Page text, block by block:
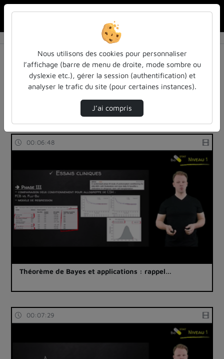
Résultats de la recherche
Filtres actifs (cliquer pour en retirer) :
cours-formations
biostat-niveau-1
medecine-et-sante
63 vidéos trouvées
00:06:48
Théorème de Bayes et applications : rappel…
00:07:29
Nous utilisons des cookies pour personnaliser
l’affichage (barre de menu de droite, mode sombre ou
dyslexie etc.), gérer la session (authentification) et
analyser le trafic du site (pour certaines instances).
J’ai compris